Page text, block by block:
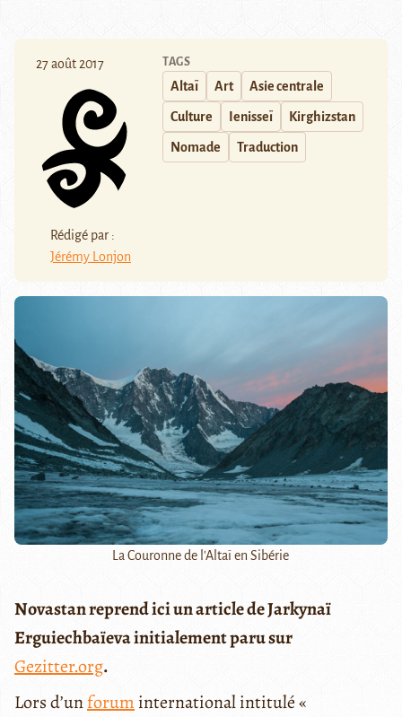
27 août 2017
Rédigé par :
Jérémy Lonjon
TAGS
Altaï Art Asie centrale
Culture Ienisseï Kirghizstan
Nomade Traduction
La Couronne de l'Altaï en Sibérie
Novastan reprend ici un article de Jarkynaï
Erguiechbaïeva initialement paru sur
Gezitter.org.
Lors d’unforum international intitulé «